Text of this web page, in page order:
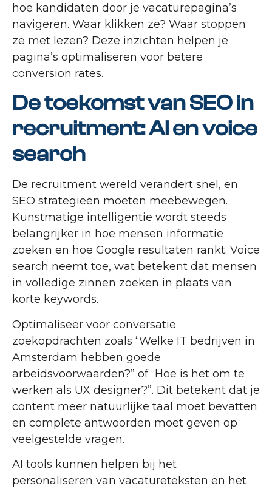
hoe kandidaten door je vacaturepagina’s
navigeren. Waar klikken ze? Waar stoppen
ze met lezen? Deze inzichten helpen je
pagina’s optimaliseren voor betere
conversion rates.
De toekomst van SEO in
recruitment: AI en voice
search
De recruitment wereld verandert snel, en
SEO strategieën moeten meebewegen.
Kunstmatige intelligentie wordt steeds
belangrijker in hoe mensen informatie
zoeken en hoe Google resultaten rankt. Voice
search neemt toe, wat betekent dat mensen
in volledige zinnen zoeken in plaats van
korte keywords.
Optimaliseer voor conversatie
zoekopdrachten zoals “Welke IT bedrijven in
Amsterdam hebben goede
arbeidsvoorwaarden?” of “Hoe is het om te
werken als UX designer?”. Dit betekent dat je
content meer natuurlijke taal moet bevatten
en complete antwoorden moet geven op
veelgestelde vragen.
AI tools kunnen helpen bij het
personaliseren van vacatureteksten en het